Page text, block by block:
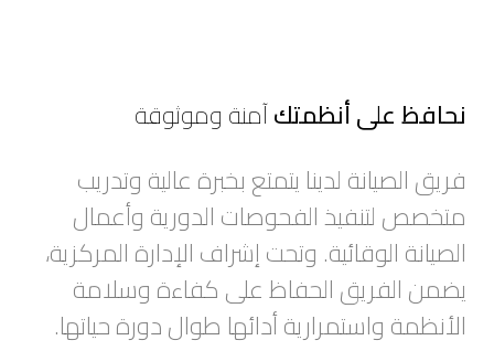
نحافظ على أنظمتكآمنة وموثوقة
فريق الصيانة لدينا يتمتع بخبرة عالية وتدريب
متخصص لتنفيذ الفحوصات الدورية وأعمال
الصيانة الوقائية. وتحت إشراف الإدارة المركزية،
يضمن الفريق الحفاظ على كفاءة وسلامة
الأنظمة واستمرارية أدائها طوال دورة حياتها.